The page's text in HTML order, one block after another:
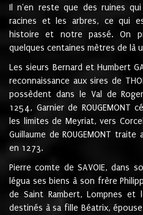
Il n'en reste que des ruines
racines et les arbres, ce qui
histoire et notre passé. On
quelques centaines mètres de là
Les sieurs Bernard et Humbert
reconnaissance aux sires de
possèdent dans le Val de
1254, Garnier de ROUGEMONT
les limites de Meyriat, vers
Guillaume de ROUGEMONT
en 1273.
Pierre comte de SAVOIE, dans
légua ses biens à son frère
de Saint Rambert, Lompnes
destinés à sa fille Béatrix,